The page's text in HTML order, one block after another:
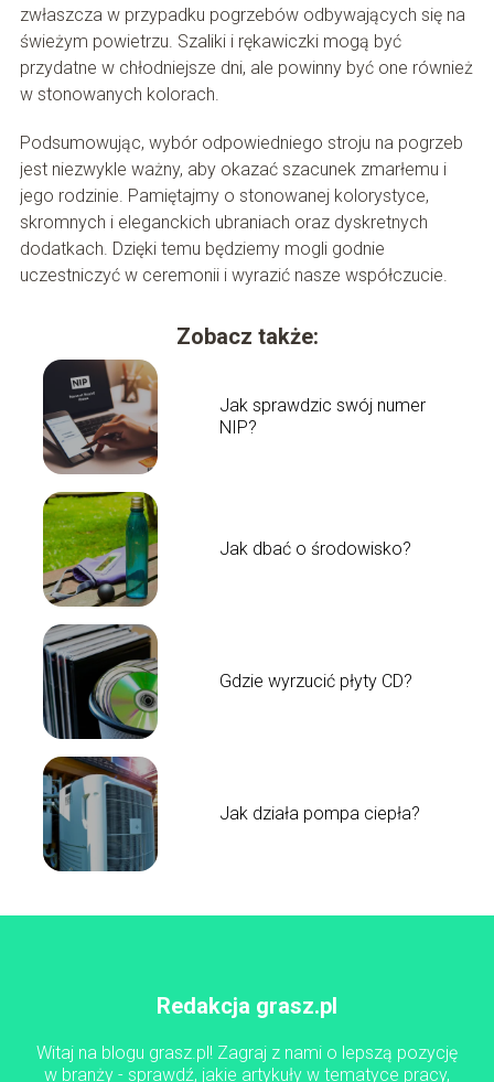
zwłaszcza w przypadku pogrzebów odbywających się na
świeżym powietrzu. Szaliki i rękawiczki mogą być
przydatne w chłodniejsze dni, ale powinny być one również
w stonowanych kolorach.
Podsumowując, wybór odpowiedniego stroju na pogrzeb
jest niezwykle ważny, aby okazać szacunek zmarłemu i
jego rodzinie. Pamiętajmy o stonowanej kolorystyce,
skromnych i eleganckich ubraniach oraz dyskretnych
dodatkach. Dzięki temu będziemy mogli godnie
uczestniczyć w ceremonii i wyrazić nasze współczucie.
Zobacz także:
Jak sprawdzic swój numer
NIP?
Jak dbać o środowisko?
Gdzie wyrzucić płyty CD?
Jak działa pompa ciepła?
Redakcja grasz.pl
Witaj na blogu grasz.pl! Zagraj z nami o lepszą pozycję
w branży - sprawdź, jakie artykuły w tematyce pracy,